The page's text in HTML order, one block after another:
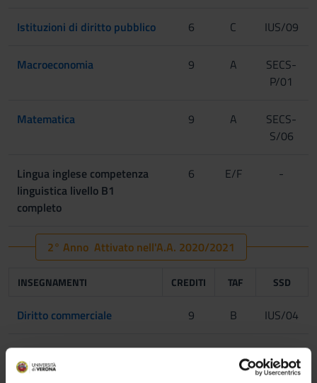
Istituzioni di diritto pubblico 6 C IUS/09
Macroeconomia 9 A
SECS-
P/01
Matematica 9 A
SECS-
S/06
Lingua inglese competenza
linguistica livello B1
completo
6 E/F -
2° Anno Attivato nell'A.A. 2020/2021
INSEGNAMENTI CREDITI TAF SSD
Diritto commerciale 9 B IUS/04
Microeconomia 9 B
SECS-
P/01